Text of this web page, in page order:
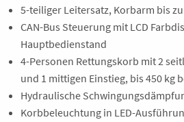
5-teiliger Leitersatz, Korbarm bis
CAN-Bus Steuerung mit LCD
Hauptbedienstand
4-Personen Rettungskorb mit 2
und 1 mittigen Einstieg, bis 450 kg
Hydraulische
Korbbeleuchtung in LED-